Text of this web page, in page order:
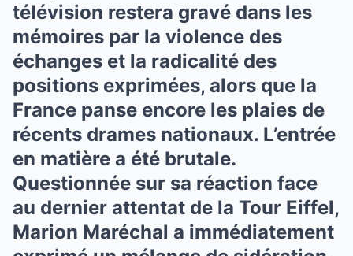
télévision restera gravé dans les
mémoires par la violence des
échanges et la radicalité des
positions exprimées, alors que la
France panse encore les plaies de
récents drames nationaux. L’entrée
en matière a été brutale.
Questionnée sur sa réaction face
au dernier attentat de la Tour Eiffel,
Marion Maréchal a immédiatement